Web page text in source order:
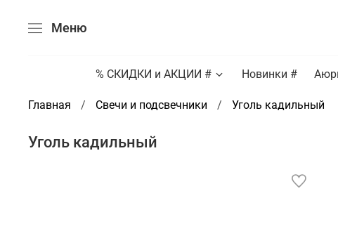
Меню
% СКИДКИ и АКЦИИ # Новинки #
Главная Свечи и подсвечники Уголь кадильный
Уголь кадильный